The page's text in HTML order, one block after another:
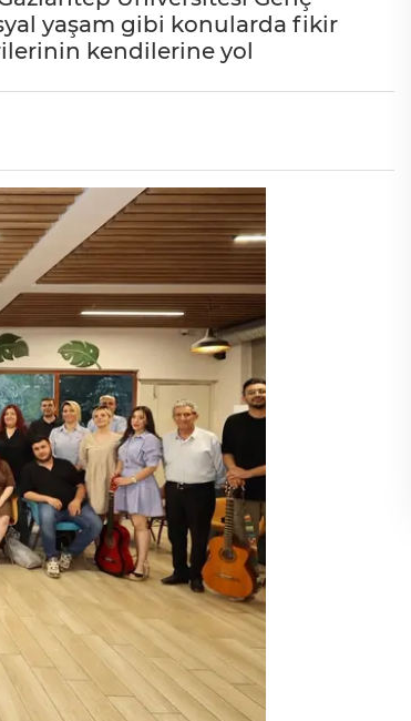
yaşam gibi konularda fikir
kendilerine yol